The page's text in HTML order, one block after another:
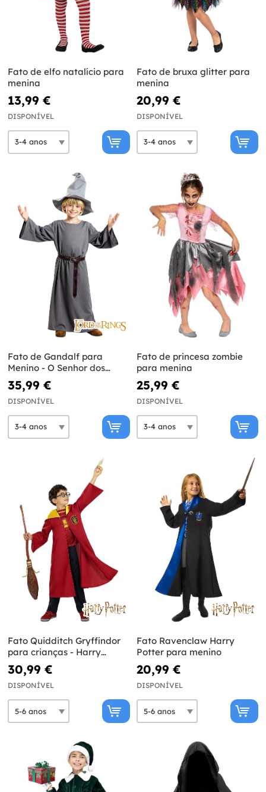
Fato de elfo natalício para
menina
13,99 €
DISPONÍVEL
Fato de bruxa glitter para
menina
20,99 €
DISPONÍVEL
Fato de Gandalf para
Menino - O Senhor dos
Anéis
35,99 €
DISPONÍVEL
Fato de princesa zombie
para menina
25,99 €
DISPONÍVEL
Fato Quidditch Gryffindor
para crianças - Harry
Potter
30,99 €
DISPONÍVEL
Fato Ravenclaw Harry
Potter para menino
20,99 €
DISPONÍVEL